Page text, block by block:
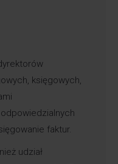
księgowych,
faktur.
udział